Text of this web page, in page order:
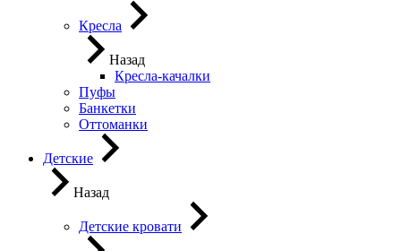
Кресла
Назад
Кресла-качалки
Пуфы
Банкетки
Оттоманки
Детские
Назад
Детские кровати